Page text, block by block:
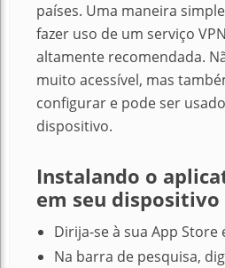
países. Uma maneira
fazer uso de um serviço
altamente recomendada.
muito acessível, mas
configurar e pode ser
dispositivo.
Instalando o
em seu dispositivo
Dirija-se à sua App Store
Na barra de pesquisa,